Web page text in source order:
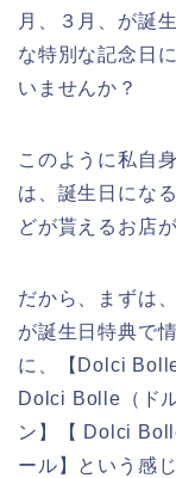
月、３月、が誕
な特別な記念日
いませんか？
このように私自
は、誕生日にな
どが貰えるお店
だから、まずは
が誕生日特典で
に、【Dolci
Dolci Bolle（ド
ン】【 Dolci
ール】という感